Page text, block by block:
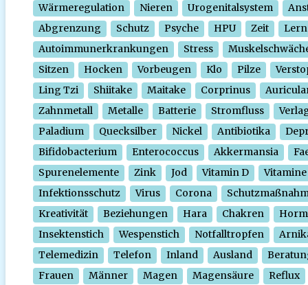
Wärmeregulation
Nieren Urogenitalsystem
Abgrenzung
Schutz Psyche HPU Zeit
Autoimmunerkrankungen
Stress
Sitzen
Hocken Vorbeugen Klo Pilze
Ling Tzi
Shiitake Maitake Corprinus
Zahnmetall
Metalle Batterie Stromfluss
Paladium
Quecksilber Nickel Antibiotika
Bifidobacterium
Enterococcus Akkermansia
Spurenelemente
Zink Jod Vitamin D
Vitamine
Infektionsschutz
Virus Corona
Kreativität
Beziehungen Hara Chakren
Insektenstich
Wespenstich Notfalltropfen
Telemedizin
Telefon Inland Ausland
Frauen
Männer Magen Magensäure
Reflux